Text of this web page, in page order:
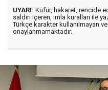
UYARI: Küfür, hakaret, rencide
saldırı içeren, imla kuralları ile
Türkçe karakter kullanılmayan
onaylanmamaktadır.